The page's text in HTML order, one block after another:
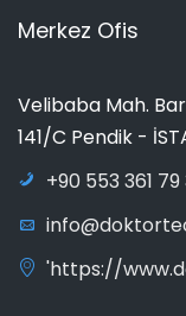
Merkez Ofis
Velibaba Mah.
141/C Pendik -
+90 553 361 79
'https://